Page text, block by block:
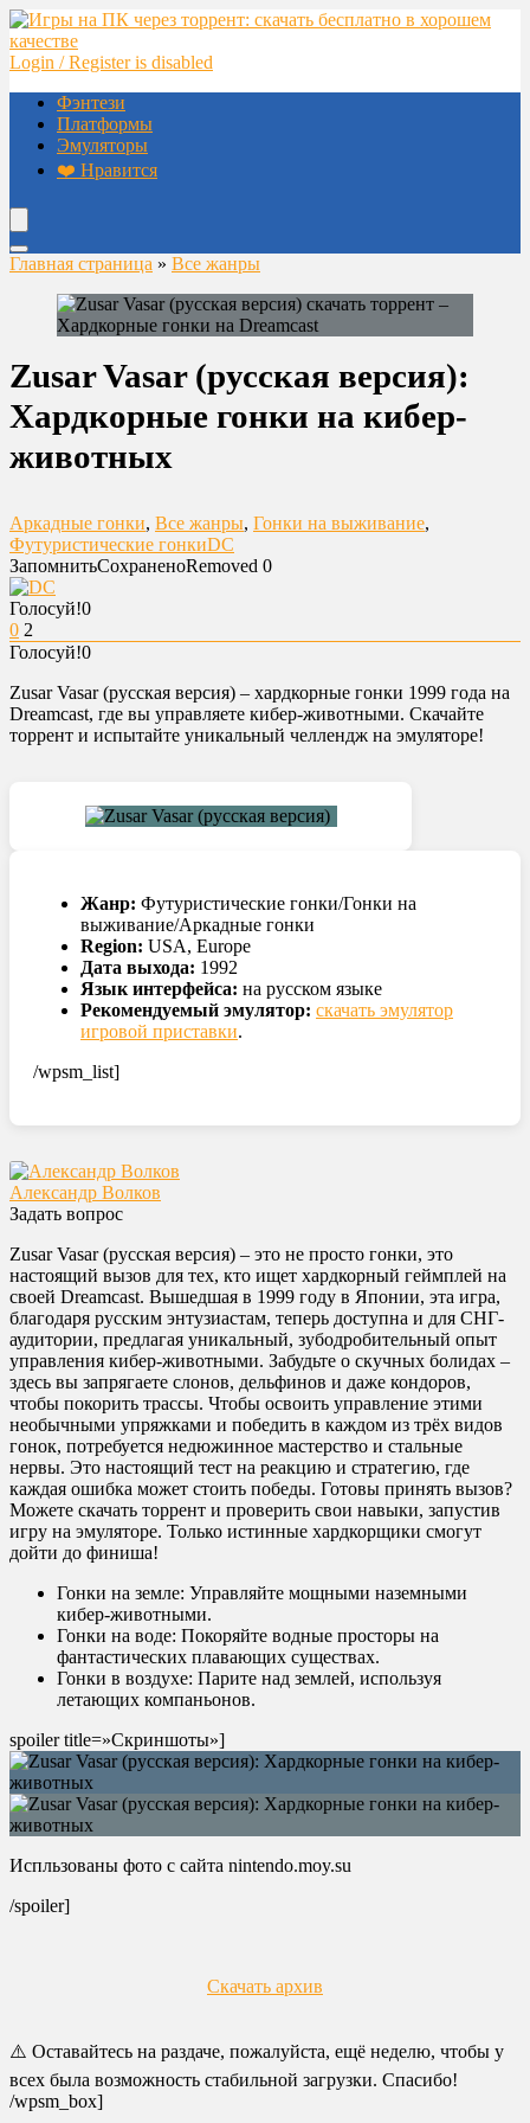
Login / Register is disabled
Фэнтези
Платформы
Эмуляторы
❤️ Нравится
Главная страница » Все жанры
Zusar Vasar (русская версия):
Хардкорные гонки на кибер-
животных
Аркадные гонки, Все жанры, Гонки на выживание,
Футуристические гонкиDC
ЗапомнитьСохраненоRemoved 0
Голосуй!0
0 2
Голосуй!0
Zusar Vasar (русская версия) – хардкорные гонки 1999 года на
Dreamcast, где вы управляете кибер-животными. Скачайте
торрент и испытайте уникальный челлендж на эмуляторе!
Жанр: Футуристические гонки/Гонки на
выживание/Аркадные гонки
Region: USA, Europe
Дата выхода: 1992
Язык интерфейса: на русском языке
Рекомендуемый эмулятор: скачать эмулятор
игровой приставки.
/wpsm_list]
Александр Волков
Задать вопрос
Zusar Vasar (русская версия) – это не просто гонки, это
настоящий вызов для тех, кто ищет хардкорный геймплей на
своей Dreamcast. Вышедшая в 1999 году в Японии, эта игра,
благодаря русским энтузиастам, теперь доступна и для СНГ-
аудитории, предлагая уникальный, зубодробительный опыт
управления кибер-животными. Забудьте о скучных болидах –
здесь вы запрягаете слонов, дельфинов и даже кондоров,
чтобы покорить трассы. Чтобы освоить управление этими
необычными упряжками и победить в каждом из трёх видов
гонок, потребуется недюжинное мастерство и стальные
нервы. Это настоящий тест на реакцию и стратегию, где
каждая ошибка может стоить победы. Готовы принять вызов?
Можете скачать торрент и проверить свои навыки, запустив
игру на эмуляторе. Только истинные хардкорщики смогут
дойти до финиша!
Гонки на земле: Управляйте мощными наземными
кибер-животными.
Гонки на воде: Покоряйте водные просторы на
фантастических плавающих существах.
Гонки в воздухе: Парите над землей, используя
летающих компаньонов.
spoiler title=»Скриншоты»]
Испльзованы фото с сайта nintendo.moy.su
/spoiler]
Скачать архив
⚠️ Оставайтесь на раздаче, пожалуйста, ещё неделю, чтобы у
всех была возможность стабильной загрузки. Спасибо!
/wpsm_box]